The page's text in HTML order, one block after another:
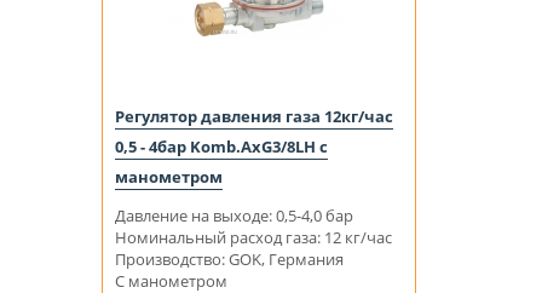
Регулятор давления газа 12кг/час
0,5 - 4бар Komb.AxG3/8LH с
манометром
Давление на выходе: 0,5-4,0 бар
Номинальный расход газа: 12 кг/час
Производство: GOK, Германия
С манометром